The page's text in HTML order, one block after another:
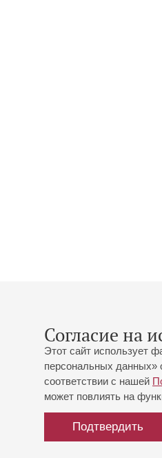
Согласие на
Этот сайт использует
персональных данных»
соответствии с нашей
может повлиять на
Подтвердить